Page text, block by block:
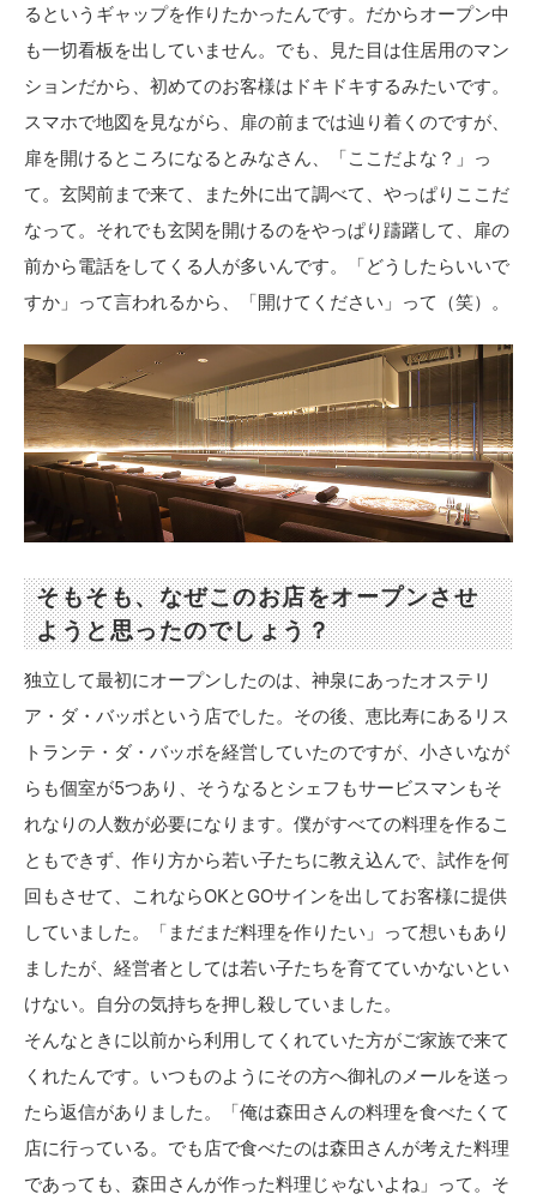
るというギャップを作りたかったんです。だからオープン中
も一切看板を出していません。でも、見た目は住居用のマン
ションだから、初めてのお客様はドキドキするみたいです。
スマホで地図を見ながら、扉の前までは辿り着くのですが、
扉を開けるところになるとみなさん、「ここだよな？」っ
て。玄関前まで来て、また外に出て調べて、やっぱりここだ
なって。それでも玄関を開けるのをやっぱり躊躇して、扉の
前から電話をしてくる人が多いんです。「どうしたらいいで
すか」って言われるから、「開けてください」って（笑）。
そもそも、なぜこのお店をオープンさせ
ようと思ったのでしょう？
独立して最初にオープンしたのは、神泉にあったオステリ
ア・ダ・バッボという店でした。その後、恵比寿にあるリス
トランテ・ダ・バッボを経営していたのですが、小さいなが
らも個室が5つあり、そうなるとシェフもサービスマンもそ
れなりの人数が必要になります。僕がすべての料理を作るこ
ともできず、作り方から若い子たちに教え込んで、試作を何
回もさせて、これならOKとGOサインを出してお客様に提供
していました。「まだまだ料理を作りたい」って想いもあり
ましたが、経営者としては若い子たちを育てていかないとい
けない。自分の気持ちを押し殺していました。
そんなときに以前から利用してくれていた方がご家族で来て
くれたんです。いつものようにその方へ御礼のメールを送っ
たら返信がありました。「俺は森田さんの料理を食べたくて
店に行っている。でも店で食べたのは森田さんが考えた料理
であっても、森田さんが作った料理じゃないよね」って。そ